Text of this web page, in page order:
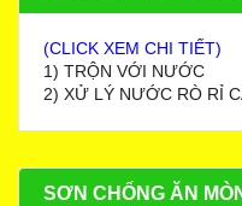
(CLICK XEM CHI TIẾT)
1) TRỘN VỚI NƯỚC
2) XỬ LÝ NƯỚC RÒ RỈ
SƠN CHỐNG ĂN